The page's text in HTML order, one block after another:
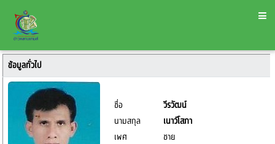
ข้อมูลทั่วไป
ชื่อ
วีรวัฒน์
นามสกุล
เนาว์โสภา
เพศ
ชาย